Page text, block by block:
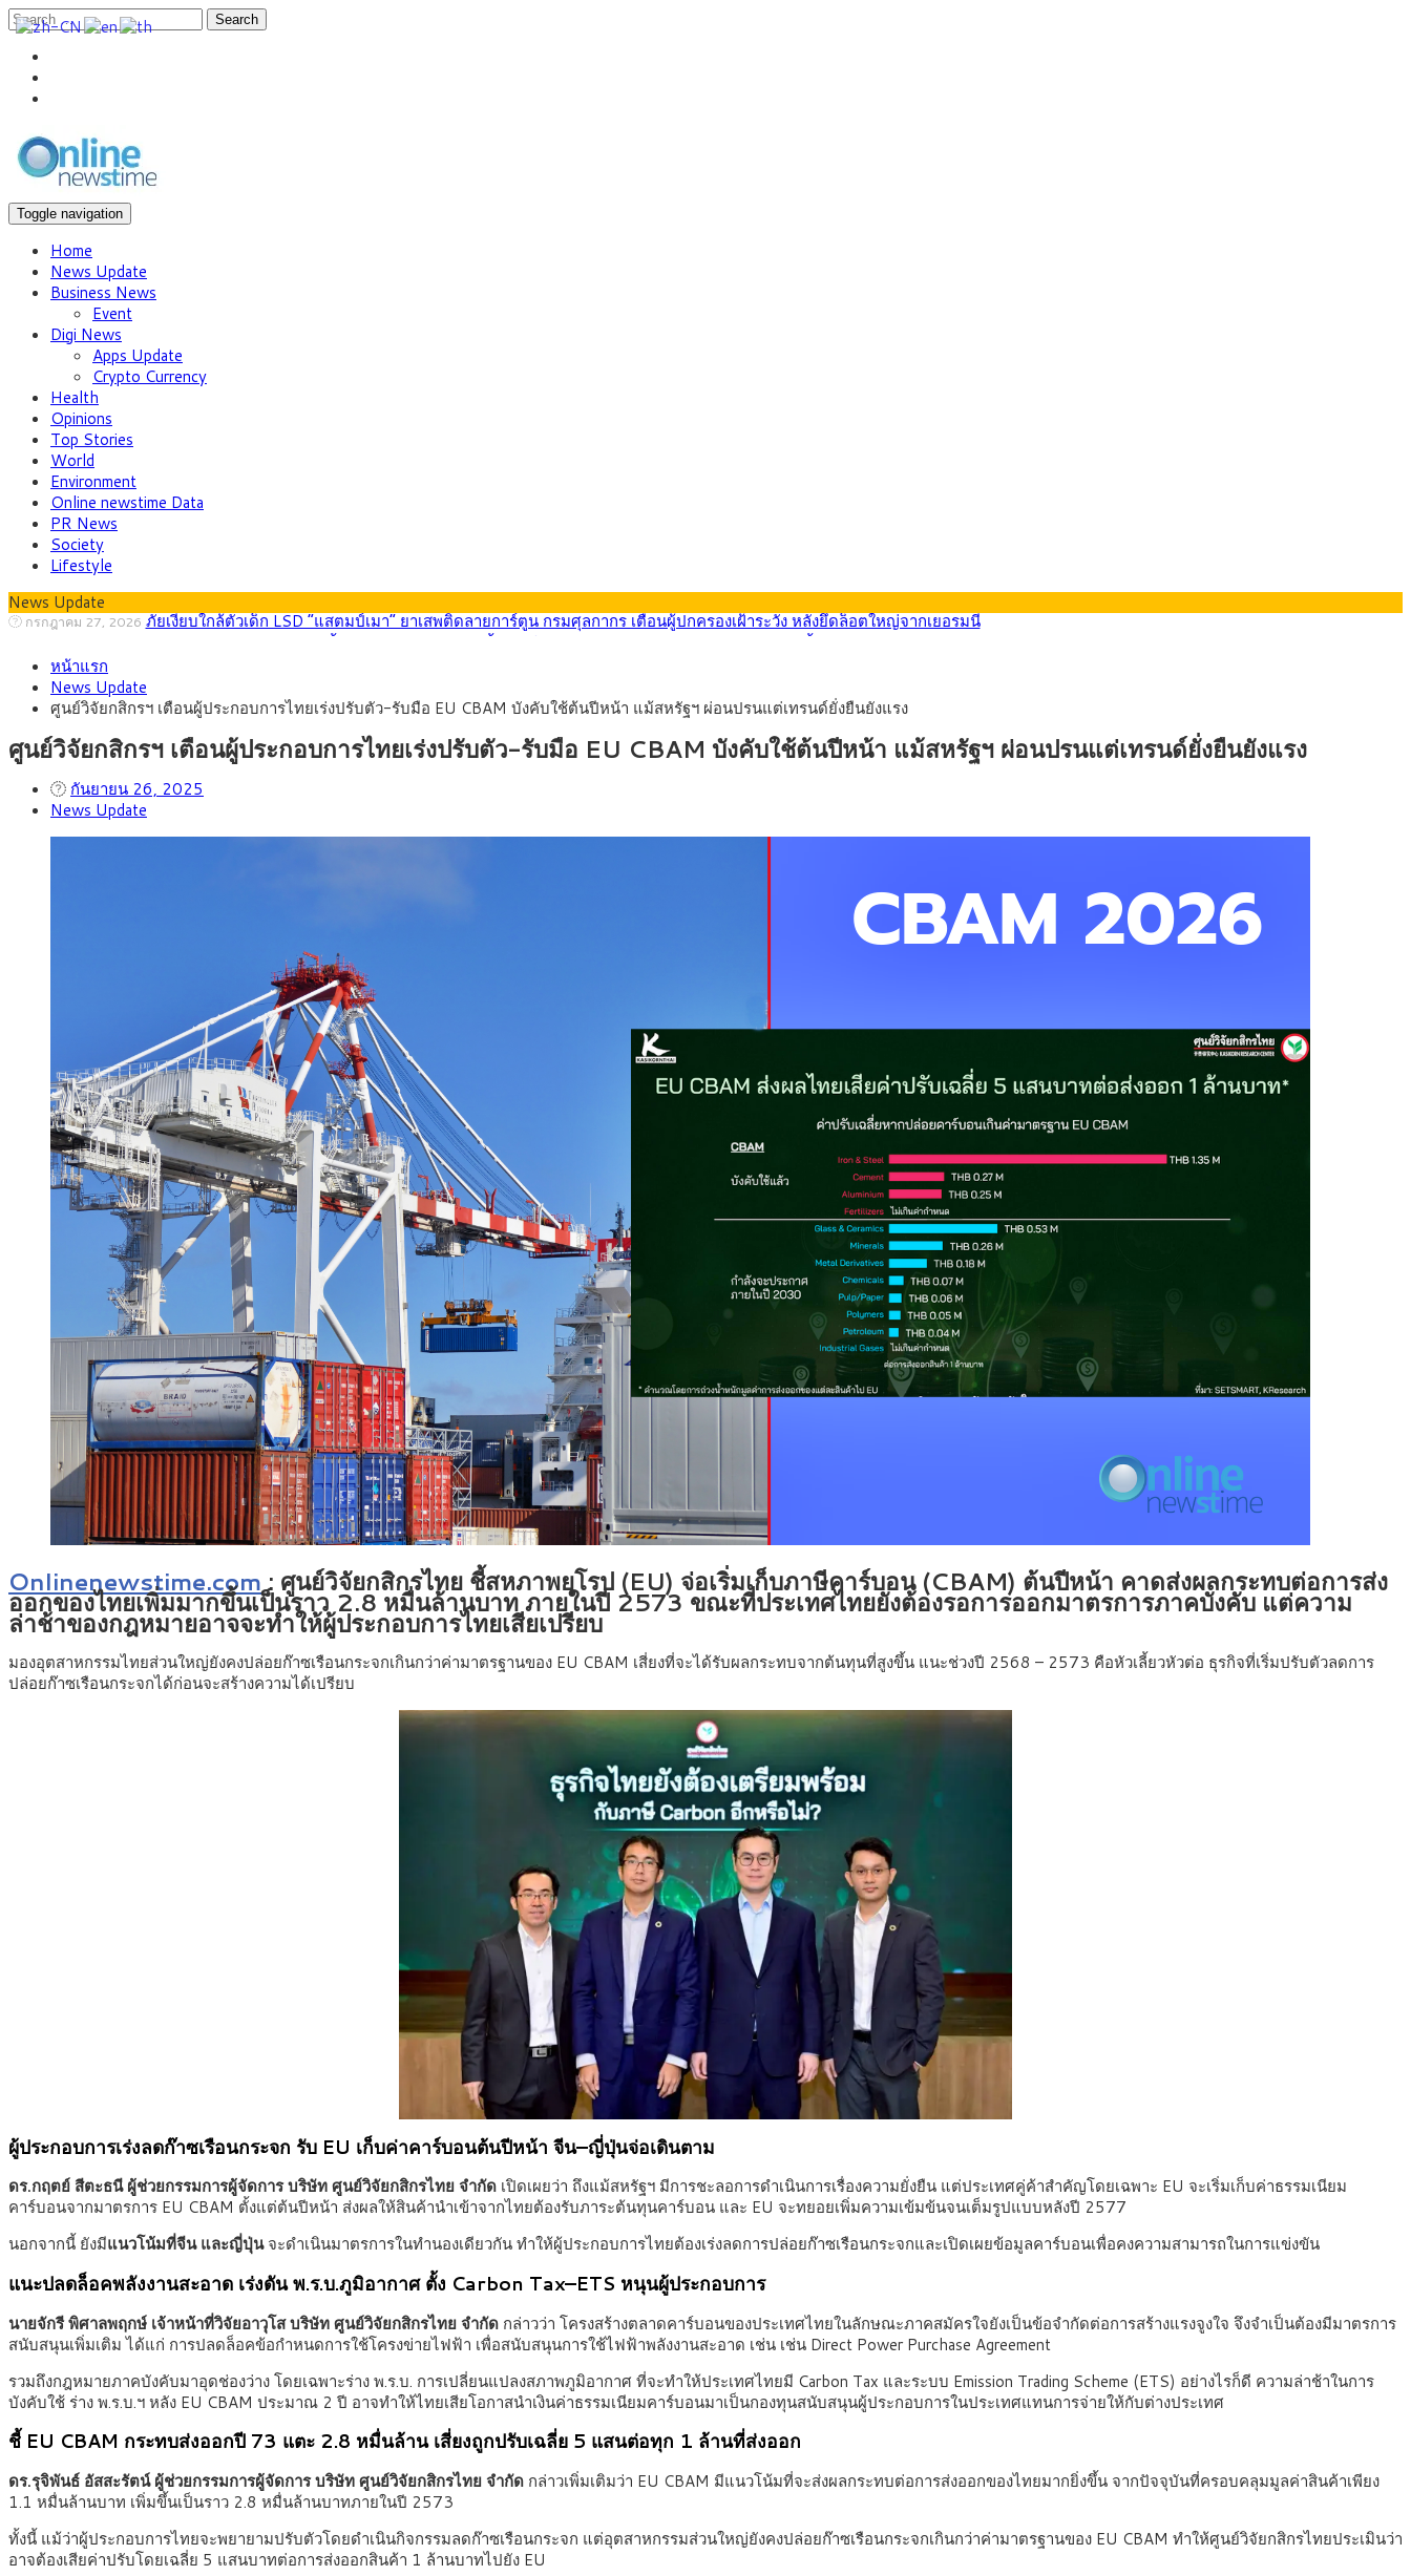
Search
Toggle navigation
Home
News Update
Business News
Event
Digi News
Apps Update
Crypto Currency
Health
Opinions
Top Stories
World
Environment
Online newstime Data
PR News
Society
Lifestyle
News Update
กรกฎาคม 27, 2026 กรุงศรี คาดเงินบาทสัปดาห์นี้ (27–31 ก.ค. 2569) ซื้อขายในกรอบ 33.40-34.00 มองเฟดคงดอกเบี้ย
สิงหาคม 4, 2026
สิงหาคม 3, 2026 กรุงศรี คาดเงินบาทสัปดาห์นี้ซื้อขายในกรอบ 33.00-33.60 ติดตามข้อมูลจ้างงานสหรัฐฯ
สิงหาคม 1, 2026 “เอกนิติ” เปิดเครื่องยนต์เศรษฐกิจใหม่ของไทย เดินหน้า 5 ยุทธศาสตร์ รื้อโครงสร้างเศรษฐกิจ ดันไทยโตเต็มศักยภาพ
กรกฎาคม 27, 2026 ภัยเงียบใกล้ตัวเด็ก LSD “แสตมป์เมา” ยาเสพติดลายการ์ตูน กรมศุลกากร เตือนผู้ปกครองเฝ้าระวัง หลังยึดล็อตใหญ่จากเยอรมนี
หน้าแรก
News Update
ศูนย์วิจัยกสิกรฯ เตือนผู้ประกอบการไทยเร่งปรับตัว-รับมือ EU CBAM บังคับใช้ต้นปีหน้า แม้สหรัฐฯ ผ่อนปรนแต่เทรนด์ยั่งยืนยังแรง
ศูนย์วิจัยกสิกรฯ เตือนผู้ประกอบการไทยเร่งปรับตัว-รับมือ EU CBAM บังคับใช้ต้นปีหน้า แม้สหรัฐฯ ผ่อนปรนแต่เทรนด์ยั่งยืนยังแรง
กันยายน 26, 2025
News Update
Onlinenewstime.com: ศูนย์วิจัยกสิกรไทย ชี้สหภาพยุโรป (EU) จ่อเริ่มเก็บภาษีคาร์บอน (CBAM) ต้นปีหน้า คาดส่งผลกระทบต่อการส่ง
ออกของไทยเพิ่มมากขึ้นเป็นราว 2.8 หมื่นล้านบาท ภายในปี 2573 ขณะที่ประเทศไทยยังต้องรอการออกมาตรการภาคบังคับ แต่ความ
ล่าช้าของกฎหมายอาจจะทำให้ผู้ประกอบการไทยเสียเปรียบ
มองอุตสาหกรรมไทยส่วนใหญ่ยังคงปล่อยก๊าซเรือนกระจกเกินกว่าค่ามาตรฐานของ EU CBAM เสี่ยงที่จะได้รับผลกระทบจากต้นทุนที่สูงขึ้น แนะช่วงปี 2568 – 2573 คือหัวเลี้ยวหัวต่อ ธุรกิจที่เริ่มปรับตัวลดการ
ปล่อยก๊าซเรือนกระจกได้ก่อนจะสร้างความได้เปรียบ
ผู้ประกอบการเร่งลดก๊าซเรือนกระจก รับ EU เก็บค่าคาร์บอนต้นปีหน้า จีน–ญี่ปุ่นจ่อเดินตาม
ดร.กฤตย์ สีตะธนี ผู้ช่วยกรรมการผู้จัดการ บริษัท ศูนย์วิจัยกสิกรไทย จำกัด เปิดเผยว่า ถึงแม้สหรัฐฯ มีการชะลอการดำเนินการเรื่องความยั่งยืน แต่ประเทศคู่ค้าสำคัญโดยเฉพาะ EU จะเริ่มเก็บค่าธรรมเนียม
คาร์บอนจากมาตรการ EU CBAM ตั้งแต่ต้นปีหน้า ส่งผลให้สินค้านำเข้าจากไทยต้องรับภาระต้นทุนคาร์บอน และ EU จะทยอยเพิ่มความเข้มข้นจนเต็มรูปแบบหลังปี 2577
นอกจากนี้ ยังมีแนวโน้มที่จีน และญี่ปุ่นจะดำเนินมาตรการในทำนองเดียวกัน ทำให้ผู้ประกอบการไทยต้องเร่งลดการปล่อยก๊าซเรือนกระจกและเปิดเผยข้อมูลคาร์บอนเพื่อคงความสามารถในการแข่งขัน
แนะปลดล็อคพลังงานสะอาด เร่งดัน พ.ร.บ.ภูมิอากาศ ตั้ง Carbon Tax–ETS หนุนผู้ประกอบการ
นายจักรี พิศาลพฤกษ์ เจ้าหน้าที่วิจัยอาวุโส บริษัท ศูนย์วิจัยกสิกรไทย จำกัด กล่าวว่า โครงสร้างตลาดคาร์บอนของประเทศไทยในลักษณะภาคสมัครใจยังเป็นข้อจำกัดต่อการสร้างแรงจูงใจ จึงจำเป็นต้องมีมาตรการ
สนับสนุนเพิ่มเติม ได้แก่ การปลดล็อคข้อกำหนดการใช้โครงข่ายไฟฟ้า เพื่อสนับสนุนการใช้ไฟฟ้าพลังงานสะอาด เช่น เช่น Direct Power Purchase Agreement
รวมถึงกฎหมายภาคบังคับมาอุดช่องว่าง โดยเฉพาะร่าง พ.ร.บ. การเปลี่ยนแปลงสภาพภูมิอากาศ ที่จะทำให้ประเทศไทยมี Carbon Tax และระบบ Emission Trading Scheme (ETS) อย่างไรก็ดี ความล่าช้าในการ
บังคับใช้ ร่าง พ.ร.บ.ฯ หลัง EU CBAM ประมาณ 2 ปี อาจทำให้ไทยเสียโอกาสนำเงินค่าธรรมเนียมคาร์บอนมาเป็นกองทุนสนับสนุนผู้ประกอบการในประเทศแทนการจ่ายให้กับต่างประเทศ
ชี้ EU CBAM กระทบส่งออกปี 73 แตะ 2.8 หมื่นล้าน เสี่ยงถูกปรับเฉลี่ย 5 แสนต่อทุก 1 ล้านที่ส่งออก
ดร.รุจิพันธ์ อัสสะรัตน์ ผู้ช่วยกรรมการผู้จัดการ บริษัท ศูนย์วิจัยกสิกรไทย จำกัด กล่าวเพิ่มเติมว่า EU CBAM มีแนวโน้มที่จะส่งผลกระทบต่อการส่งออกของไทยมากยิ่งขึ้น จากปัจจุบันที่ครอบคลุมมูลค่าสินค้าเพียง
1.1 หมื่นล้านบาท เพิ่มขึ้นเป็นราว 2.8 หมื่นล้านบาทภายในปี 2573
ทั้งนี้ แม้ว่าผู้ประกอบการไทยจะพยายามปรับตัวโดยดำเนินกิจกรรมลดก๊าซเรือนกระจก แต่อุตสาหกรรมส่วนใหญ่ยังคงปล่อยก๊าซเรือนกระจกเกินกว่าค่ามาตรฐานของ EU CBAM ทำให้ศูนย์วิจัยกสิกรไทยประเมินว่า
อาจต้องเสียค่าปรับโดยเฉลี่ย 5 แสนบาทต่อการส่งออกสินค้า 1 ล้านบาทไปยัง EU